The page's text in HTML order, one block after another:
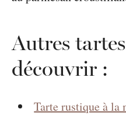
Autres
découvrir :
Tarte rustique à la